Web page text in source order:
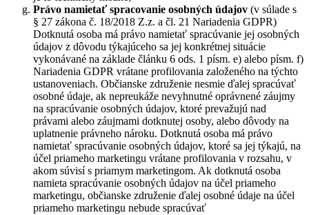
Právo namietať spracovanie osobných údajov (v súlade s
§ 27 zákona č. 18/2018 Z.z. a čl. 21 Nariadenia GDPR)
Dotknutá osoba má právo namietať spracúvanie jej osobných
údajov z dôvodu týkajúceho sa jej konkrétnej situácie
vykonávané na základe článku 6 ods. 1 písm. e) alebo písm. f)
Nariadenia GDPR vrátane profilovania založeného na týchto
ustanoveniach. Občianske združenie nesmie ďalej spracúvať
osobné údaje, ak nepreukáže nevyhnutné oprávnené záujmy
na spracúvanie osobných údajov, ktoré prevažujú nad
právami alebo záujmami dotknutej osoby, alebo dôvody na
uplatnenie právneho nároku. Dotknutá osoba má právo
namietať spracúvanie osobných údajov, ktoré sa jej týkajú, na
účel priameho marketingu vrátane profilovania v rozsahu, v
akom súvisí s priamym marketingom. Ak dotknutá osoba
namieta spracúvanie osobných údajov na účel priameho
marketingu, občianske združenie ďalej osobné údaje na účel
priameho marketingu nebude spracúvať